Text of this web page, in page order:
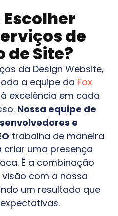
Escolher
de
de Site?
da Design Website,
a equipe da Fox
excelência em cada
Nossa equipe de
e
trabalha de maneira
uma presença
É a combinação
com a nossa
um resultado que